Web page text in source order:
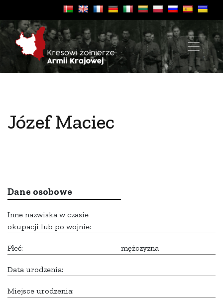
Józef Maciec
Dane osobowe
Inne nazwiska w czasie
okupacji lub po wojnie:
Płeć: mężczyzna
Data urodzenia:
Miejsce urodzenia: